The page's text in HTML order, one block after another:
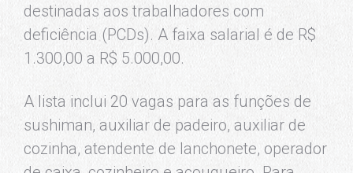
destinadas aos trabalhadores com
deficiência (PCDs). A faixa salarial é de R$
1.300,00 a R$ 5.000,00.
A lista inclui 20 vagas para as funções de
sushiman, auxiliar de padeiro, auxiliar de
cozinha, atendente de lanchonete, operador